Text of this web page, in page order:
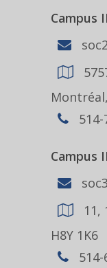
Campus II
Campus
11,
H8Y 1K6